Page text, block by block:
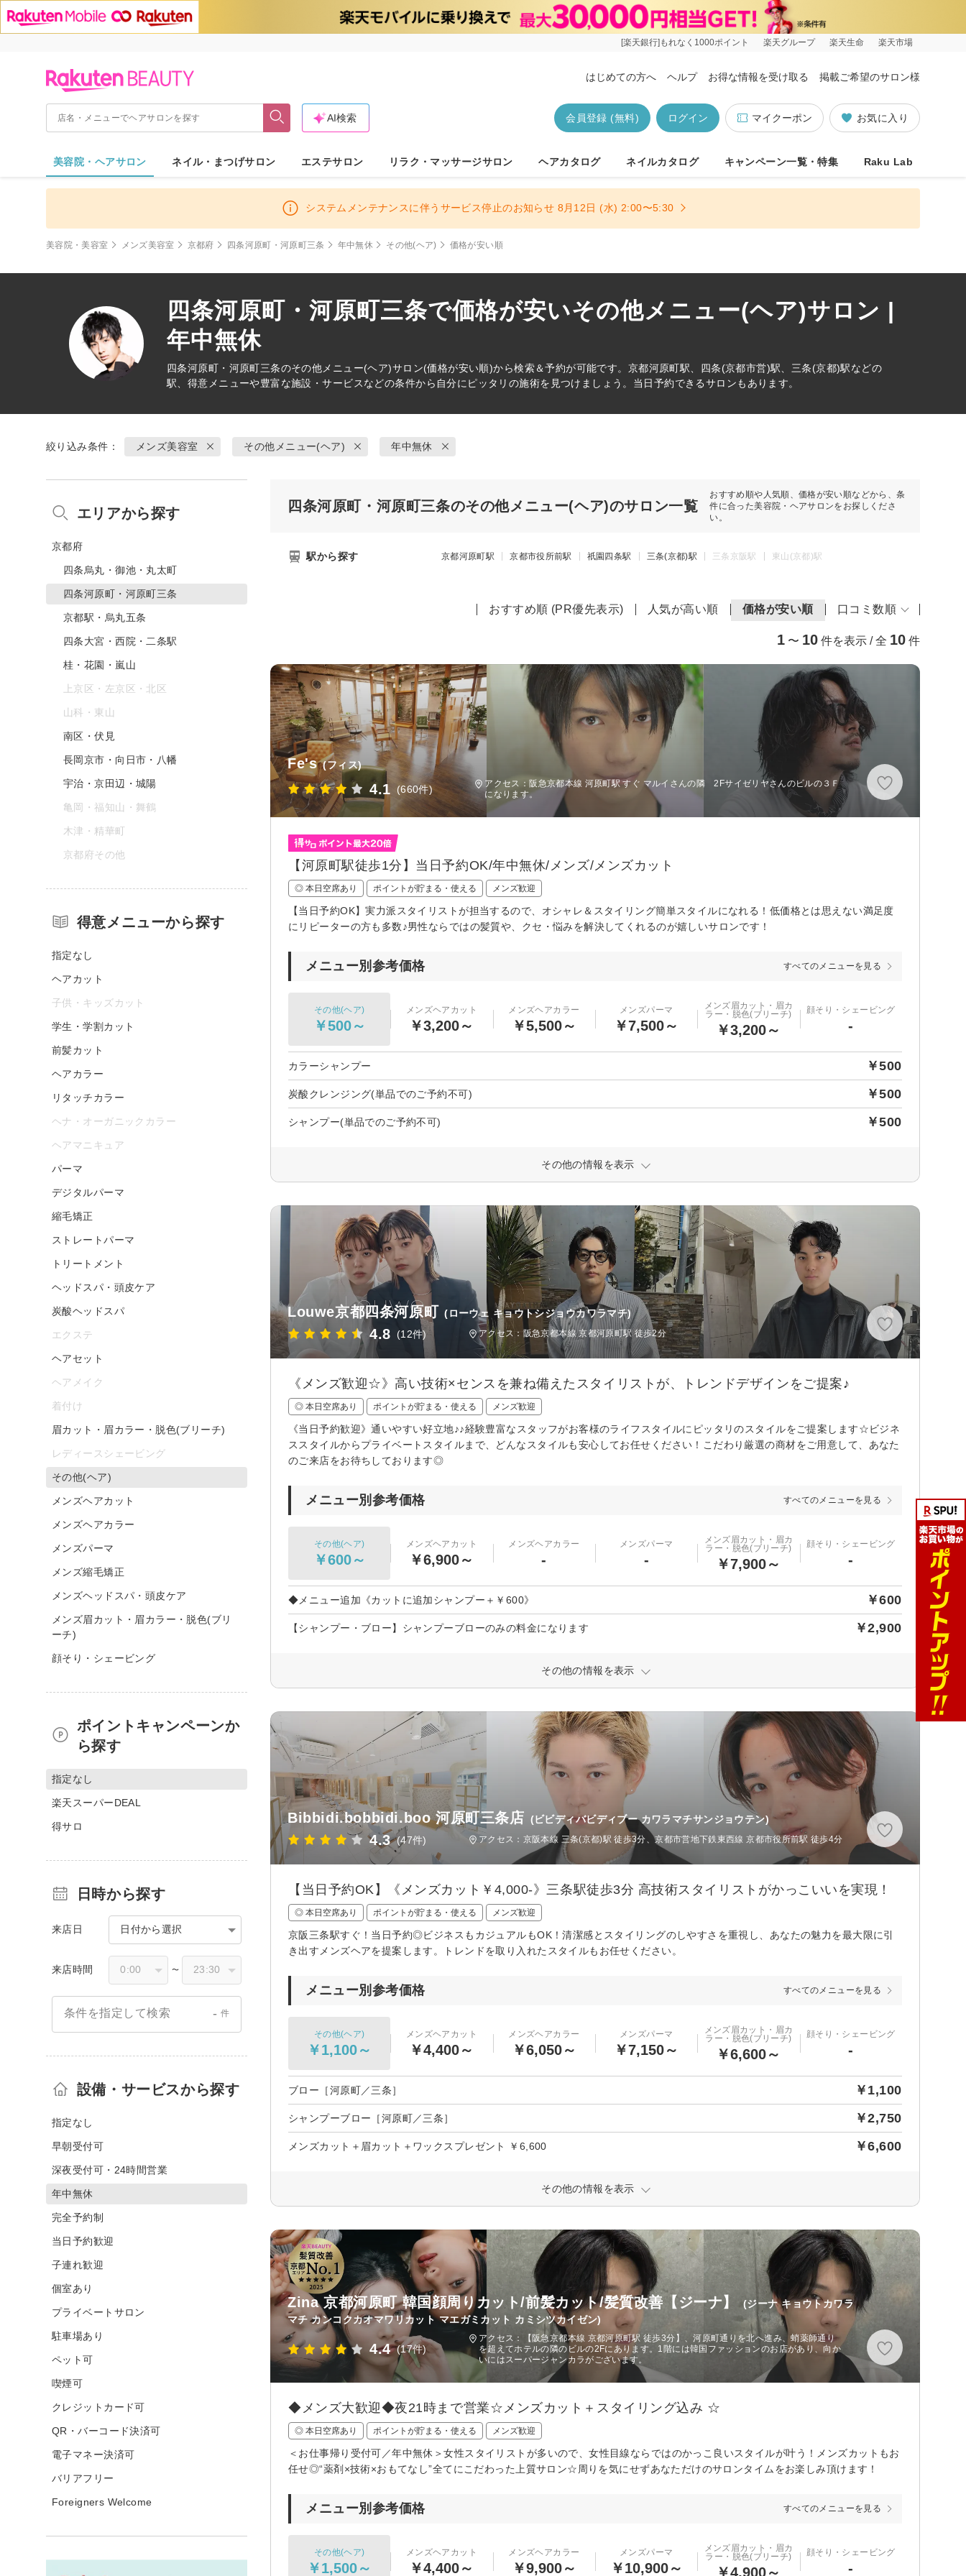
[楽天銀行]もれなく1000ポイント 楽天グループ 楽天生命 楽天市場
はじめての方へ ヘルプ お得な情報を受け取る 掲載ご希望のサロン様
お気に入り
マイクーポン
ログイン
会員登録 (無料)
AI検索
美容院・ヘアサロン ネイル・まつげサロン エステサロン リラク・マッサージサロン ヘアカタログ ネイルカタログ キャンペーン一覧・特集 Raku Lab
システムメンテナンスに伴うサービス停止のお知らせ 8月12日 (水) 2:00〜5:30
美容院・美容室 メンズ美容室 京都府 四条河原町・河原町三条 年中無休 その他(ヘア) 価格が安い順
四条河原町・河原町三条で価格が安いその他メニュー(ヘア)サロン |
年中無休
四条河原町・河原町三条のその他メニュー(ヘア)サロン(価格が安い順)から検索＆予約が可能です。京都河原町駅、四条(京都市営)駅、三条(京都)駅などの
駅、得意メニューや豊富な施設・サービスなどの条件から自分にピッタリの施術を見つけましょう。当日予約できるサロンもあります。
絞り込み条件： メンズ美容室 その他メニュー(ヘア) 年中無休
四条河原町・河原町三条のその他メニュー(ヘア)のサロン一覧
おすすめ順や人気順、価格が安い順などから、条
件に合った美容院・ヘアサロンをお探しくださ
い。
駅から探す 京都河原町駅 京都市役所前駅 祇園四条駅 三条(京都)駅 三条京阪駅 東山(京都)駅
おすすめ順 (PR優先表示) 人気が高い順 価格が安い順 口コミ数順
1 〜 10 件を表示 / 全 10 件
Fe's (フィス)
4.1 (660件)
アクセス：阪急京都本線 河原町駅 すぐ マルイさんの隣 2Fサイゼリヤさんのビルの３Ｆ
になります。
【河原町駅徒歩1分】当日予約OK/年中無休/メンズ/メンズカット
◎ 本日空席あり ポイントが貯まる・使える メンズ歓迎
【当日予約OK】実力派スタイリストが担当するので、オシャレ＆スタイリング簡単スタイルになれる！低価格とは思えない満足度
にリピーターの方も多数♪男性ならではの髪質や、クセ・悩みを解決してくれるのが嬉しいサロンです！
メニュー別参考価格 すべてのメニューを見る
その他(ヘア)
￥500～
メンズヘアカット
￥3,200～
メンズヘアカラー
￥5,500～
メンズパーマ
￥7,500～
メンズ眉カット・眉カ
ラー・脱色(ブリーチ)
￥3,200～
顔そり・シェービング
-
カラーシャンプー ￥500
炭酸クレンジング(単品でのご予約不可) ￥500
シャンプー(単品でのご予約不可) ￥500
その他の情報を表示
Louwe京都四条河原町 (ローウェ キョウトシジョウカワラマチ)
4.8 (12件) アクセス：阪急京都本線 京都河原町駅 徒歩2分
《メンズ歓迎☆》高い技術×センスを兼ね備えたスタイリストが、トレンドデザインをご提案♪
◎ 本日空席あり ポイントが貯まる・使える メンズ歓迎
《当日予約歓迎》通いやすい好立地♪♪経験豊富なスタッフがお客様のライフスタイルにピッタリのスタイルをご提案します☆ビジネ
ススタイルからプライベートスタイルまで、どんなスタイルも安心してお任せください！こだわり厳選の商材をご用意して、あなた
のご来店をお待ちしております◎
メニュー別参考価格 すべてのメニューを見る
その他(ヘア)
￥600～
メンズヘアカット
￥6,900～
メンズヘアカラー
-
メンズパーマ
-
メンズ眉カット・眉カ
ラー・脱色(ブリーチ)
￥7,900～
顔そり・シェービング
-
◆メニュー追加《カットに追加シャンプー＋￥600》 ￥600
【シャンプー・ブロー】シャンプーブローのみの料金になります ￥2,900
その他の情報を表示
Bibbidi.bobbidi.boo 河原町三条店 (ビビディバビディブー カワラマチサンジョウテン)
4.3 (47件) アクセス：京阪本線 三条(京都)駅 徒歩3分、京都市営地下鉄東西線 京都市役所前駅 徒歩4分
【当日予約OK】《メンズカット￥4,000-》三条駅徒歩3分 高技術スタイリストがかっこいいを実現！
◎ 本日空席あり ポイントが貯まる・使える メンズ歓迎
京阪三条駅すぐ！当日予約◎ビジネスもカジュアルもOK！清潔感とスタイリングのしやすさを重視し、あなたの魅力を最大限に引
き出すメンズヘアを提案します。トレンドを取り入れたスタイルもお任せください。
メニュー別参考価格 すべてのメニューを見る
その他(ヘア)
￥1,100～
メンズヘアカット
￥4,400～
メンズヘアカラー
￥6,050～
メンズパーマ
￥7,150～
メンズ眉カット・眉カ
ラー・脱色(ブリーチ)
￥6,600～
顔そり・シェービング
-
ブロー［河原町／三条］ ￥1,100
シャンプーブロー［河原町／三条］ ￥2,750
メンズカット＋眉カット＋ワックスプレゼント ￥6,600 ￥6,600
その他の情報を表示
Zina 京都河原町 韓国顔周りカット/前髪カット/髪質改善【ジーナ】
(ジーナ キョウトカワラ
マチ カンコクカオマワリカット マエガミカット カミシツカイゼン)
4.4 (17件)
アクセス：【阪急京都本線 京都河原町駅 徒歩3分】、河原町通りを北へ進み、蛸薬師通り
を超えてホテルの隣のビルの2Fにあります。1階には韓国ファッションのお店があり、向か
いにはスーパージャンカラがございます。
◆メンズ大歓迎◆夜21時まで営業☆メンズカット＋スタイリング込み ☆
◎ 本日空席あり ポイントが貯まる・使える メンズ歓迎
＜お仕事帰り受付可／年中無休＞女性スタイリストが多いので、女性目線ならではのかっこ良いスタイルが叶う！メンズカットもお
任せ◎“薬剤×技術×おもてなし”全てにこだわった上質サロン☆周りを気にせずあなただけのサロンタイムをお楽しみ頂けます！
メニュー別参考価格 すべてのメニューを見る
その他(ヘア)
￥1,500～
メンズヘアカット
￥4,400～
メンズヘアカラー
￥9,900～
メンズパーマ
￥10,900～
メンズ眉カット・眉カ
ラー・脱色(ブリーチ)
￥4,900～
顔そり・シェービング
-
エリアから探す
京都府
四条烏丸・御池・丸太町
四条河原町・河原町三条
京都駅・烏丸五条
四条大宮・西院・二条駅
桂・花園・嵐山
上京区・左京区・北区
山科・東山
南区・伏見
長岡京市・向日市・八幡
宇治・京田辺・城陽
亀岡・福知山・舞鶴
木津・精華町
京都府その他
得意メニューから探す
指定なし
ヘアカット
子供・キッズカット
学生・学割カット
前髪カット
ヘアカラー
リタッチカラー
ヘナ・オーガニックカラー
ヘアマニキュア
パーマ
デジタルパーマ
縮毛矯正
ストレートパーマ
トリートメント
ヘッドスパ・頭皮ケア
炭酸ヘッドスパ
エクステ
ヘアセット
ヘアメイク
着付け
眉カット・眉カラー・脱色(ブリーチ)
レディースシェービング
その他(ヘア)
メンズヘアカット
メンズヘアカラー
メンズパーマ
メンズ縮毛矯正
メンズヘッドスパ・頭皮ケア
メンズ眉カット・眉カラー・脱色(ブリ
ーチ)
顔そり・シェービング
ポイントキャンペーンか
ら探す
指定なし
楽天スーパーDEAL
得サロ
日時から探す
来店日 日付から選択
来店時間 〜
条件を指定して検索 - 件
設備・サービスから探す
指定なし
早朝受付可
深夜受付可・24時間営業
年中無休
完全予約制
当日予約歓迎
子連れ歓迎
個室あり
プライベートサロン
駐車場あり
ペット可
喫煙可
クレジットカード可
QR・バーコード決済可
電子マネー決済可
バリアフリー
Foreigners Welcome